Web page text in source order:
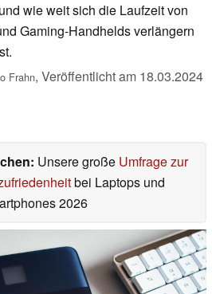
wie weit sich die Laufzeit von
Gaming-Handhelds verlängern
Frahn, Veröffentlicht am 18.03.2024
Unsere große Umfrage zur
bei Laptops und
2026